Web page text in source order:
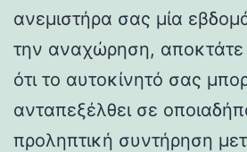
ανεμιστήρα σας μία
την αναχώρηση, αποκτάτε
ότι το αυτοκίνητό σας
ανταπεξέλθει σε
προληπτική συντήρηση